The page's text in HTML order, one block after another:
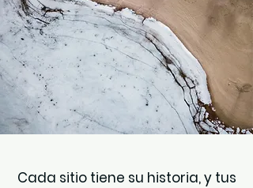
Cada sitio tiene su historia, y tus